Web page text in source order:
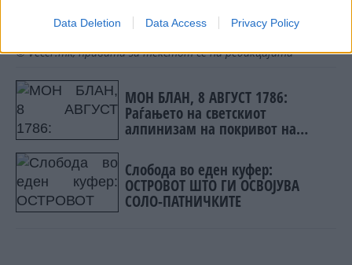
Data Deletion Data Access Privacy Policy
© Vecer.mk, правата за текстот се на редакцијата
МОН БЛАН, 8 АВГУСТ 1786:
Раѓањето на светскиот
алпинизам на покривот на
Слобода во еден куфер:
ОСТРОВОТ ШТО ГИ ОСВОЈУВА
СОЛО-ПАТНИЧКИТЕ